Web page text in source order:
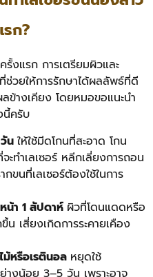
ก?
รั้งแรก การเตรียมผิวและ
วยให้การรักษาได้ผลลัพธ์ที่ดี
ข้างเคียง โดยหมอขอแนะนำ
นี้ครับ
น ให้ใช้มีดโกนที่สะอาด โกน
ะทำเลเซอร์ หลีกเลี่ยงการถอน
กขนที่เลเซอร์ต้องใช้ในการ
า 1 สัปดาห์ ผิวที่โดนแดดหรือ
น เสี่ยงเกิดการระคายเคือง
หรือเรตินอล หยุดใช้
งน้อย 3–5 วัน เพราะอาจ